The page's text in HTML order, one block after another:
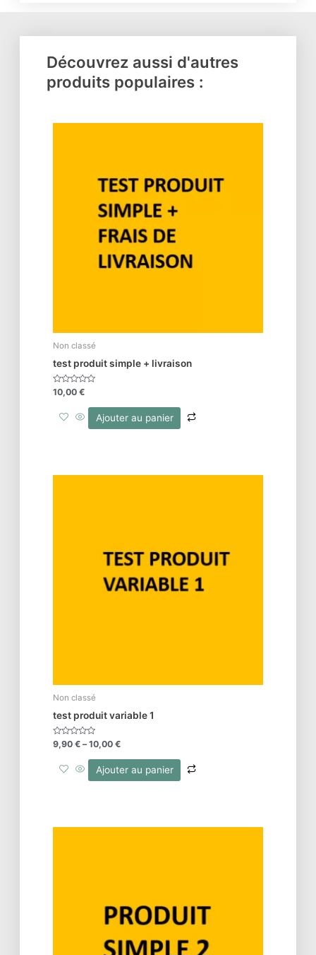
Découvrez aussi d'autres
produits populaires :
Non classé
test produit simple + livraison
Note
10,00€
Ajouter au panier
Non classé
test produit variable 1
Note
9,90€ –10,00€
Ajouter au panier